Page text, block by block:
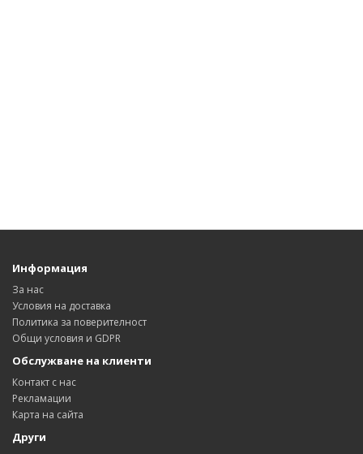
Информация
За нас
Условия на доставка
Политика за поверителност
Общи условия и GDPR
Обслужване на клиенти
Контакт с нас
Рекламации
Карта на сайта
Други